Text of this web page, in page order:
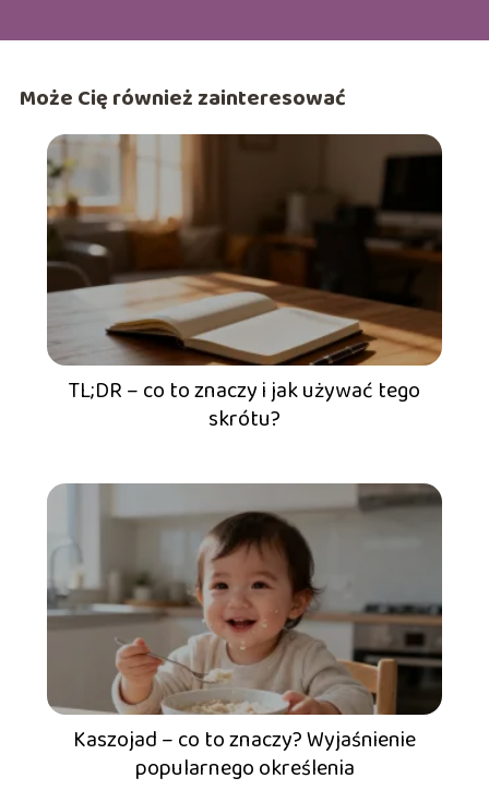
Może Cię również zainteresować
TL;DR – co to znaczy i jak używać tego
skrótu?
Kaszojad – co to znaczy? Wyjaśnienie
popularnego określenia